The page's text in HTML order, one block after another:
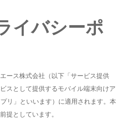
イバシーポ
ース株式会社（以下「サービス提供
スとして提供するモバイル端末向けア
リ」といいます）に適用されます。本
提としています。